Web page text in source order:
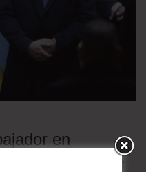
en
a los insultos de